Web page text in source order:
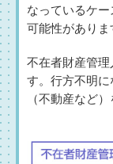
なっているケ
可能性がありま
不在者財産管
す。行方不明
（不動産など